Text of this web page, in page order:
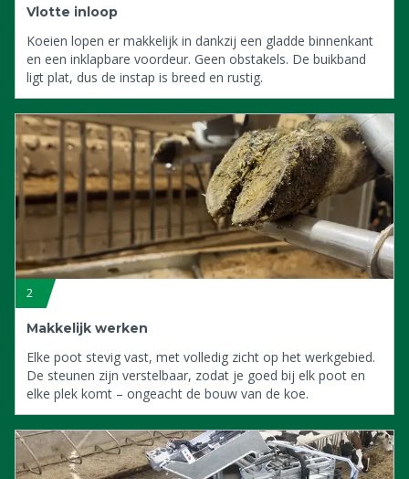
Vlotte inloop
Koeien lopen er makkelijk in dankzij een gladde binnenkant
en een inklapbare voordeur. Geen obstakels. De buikband
ligt plat, dus de instap is breed en rustig.
2
Makkelijk werken
Elke poot stevig vast, met volledig zicht op het werkgebied.
De steunen zijn verstelbaar, zodat je goed bij elk poot en
elke plek komt – ongeacht de bouw van de koe.